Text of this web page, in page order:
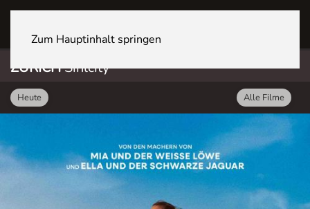
Zum Hauptinhalt springen
ZÜRICHSihlcity
Heute Alle Filme